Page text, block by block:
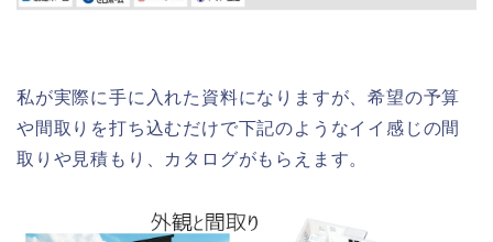
私が実際に手に入れた資料になりますが、希望の予算
や間取りを打ち込むだけで下記のようなイイ感じの間
取りや見積もり、カタログがもらえます。